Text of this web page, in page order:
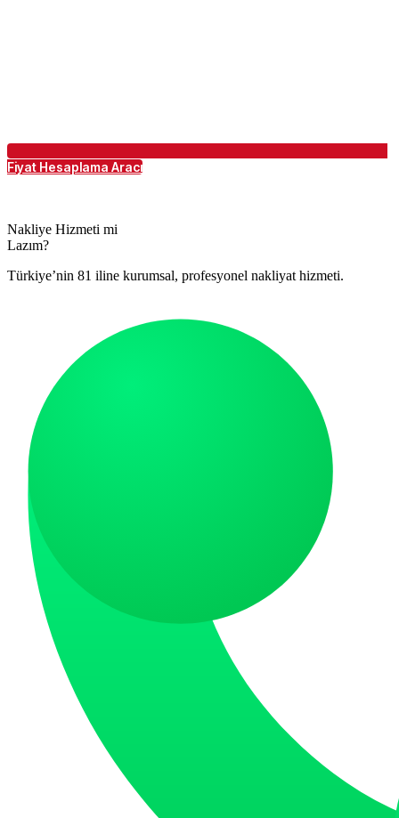
Fiyat Hesaplama Aracı
Nakliye Hizmeti mi
Lazım?
Türkiye’nin 81 iline kurumsal, profesyonel nakliyat hizmeti.